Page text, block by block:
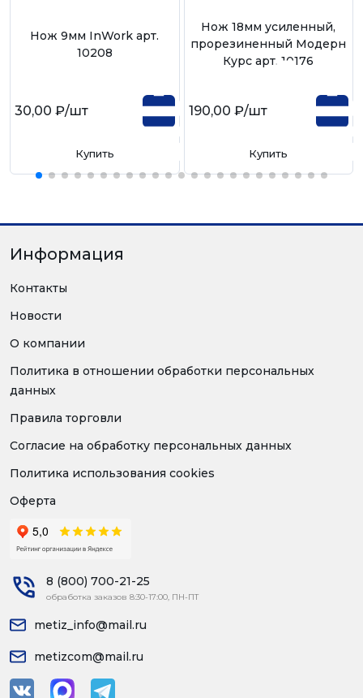
Нож 9мм InWork арт.
10208
30,00 ₽/шт
Купить
Нож 18мм усиленный,
прорезиненный Модерн
Курс арт. 10176
190,00 ₽/шт
Купить
Информация
Контакты
Новости
О компании
Политика в отношении обработки персональных
данных
Правила торговли
Согласие на обработку персональных данных
Политика использования cookies
Оферта
8 (800) 700-21-25
обработка заказов 8:30-17:00, ПН-ПТ
metiz_info@mail.ru
metizcom@mail.ru